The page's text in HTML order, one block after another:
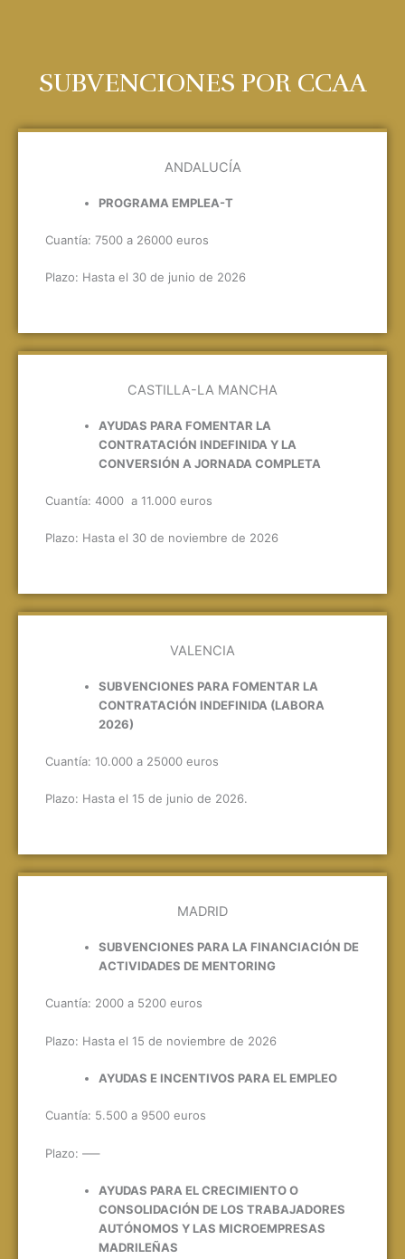
SUBVENCIONES POR CCAA
ANDALUCÍA
PROGRAMA EMPLEA-T
Cuantía: 7500 a 26000 euros
Plazo: Hasta el 30 de junio de 2026
CASTILLA-LA MANCHA
AYUDAS PARA FOMENTAR LA
CONTRATACIÓN INDEFINIDA Y LA
CONVERSIÓN A JORNADA COMPLETA
Cuantía: 4000 a 11.000 euros
Plazo: Hasta el 30 de noviembre de 2026
VALENCIA
SUBVENCIONES PARA FOMENTAR LA
CONTRATACIÓN INDEFINIDA (LABORA
2026)
Cuantía: 10.000 a 25000 euros
Plazo: Hasta el 15 de junio de 2026.
MADRID
SUBVENCIONES PARA LA FINANCIACIÓN DE
ACTIVIDADES DE MENTORING
Cuantía: 2000 a 5200 euros
Plazo: Hasta el 15 de noviembre de 2026
AYUDAS E INCENTIVOS PARA EL EMPLEO
Cuantía: 5.500 a 9500 euros
Plazo: —–
AYUDAS PARA EL CRECIMIENTO O
CONSOLIDACIÓN DE LOS TRABAJADORES
AUTÓNOMOS Y LAS MICROEMPRESAS
MADRILEÑAS